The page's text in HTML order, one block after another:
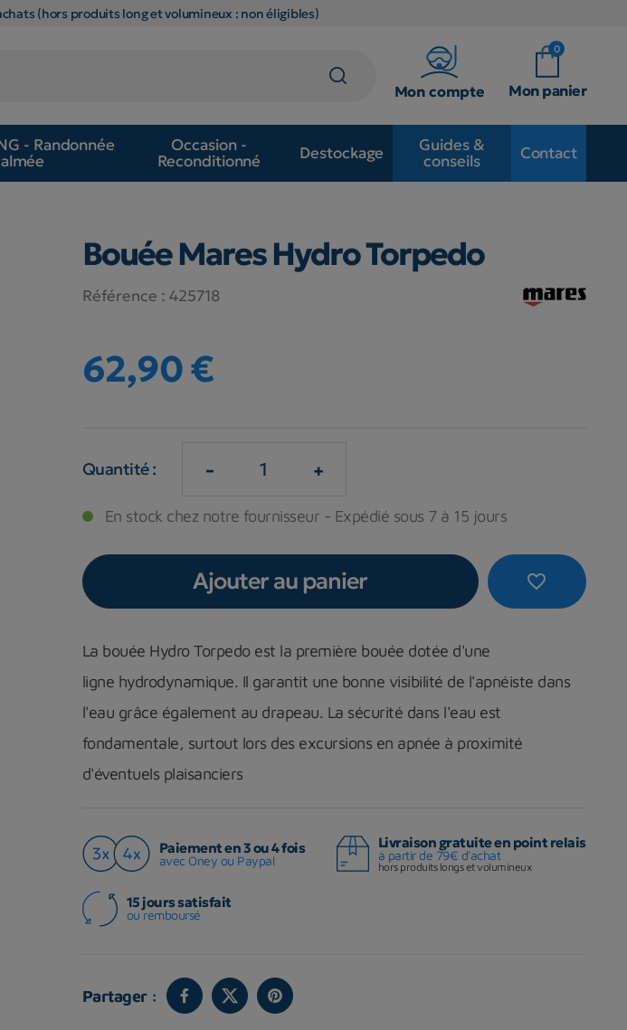
(hors produits long et volumineux : non éligibles)
Mon compte
0
Mon panier
- Randonnée
Occasion -
Reconditionné
Destockage
Guides &
conseils
Contact
Bouée Mares Hydro Torpedo
Référence : 425718
62,90 €
Quantité : - +
En stock chez notre fournisseur - Expédié sous 7 à 15 jours
favorite_border
Ajouter au panier
La bouée Hydro Torpedo est la première bouée dotée d'une
ligne hydrodynamique. Il garantit une bonne visibilité de l'apnéiste dans
l'eau grâce également au drapeau. La sécurité dans l'eau est
fondamentale, surtout lors des excursions en apnée à proximité
d'éventuels plaisanciers
Paiement en 3 ou 4 fois
avec Oney ou Paypal
Livraison gratuite en point relais
à partir de 79€ d'achat
hors produits longs et volumineux
15 jours satisfait
ou remboursé
Partager :